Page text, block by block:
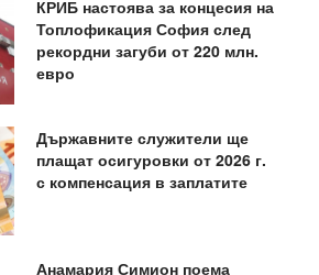
КРИБ настоява за концесия на
Топлофикация София след
рекордни загуби от 220 млн.
евро
Държавните служители ще
плащат осигуровки от 2026 г.
с компенсация в заплатите
Анамария Симион поема